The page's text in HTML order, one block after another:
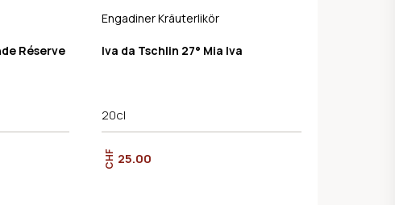
Réserve
Engadiner Kräuterlikör
Iva da Tschlin 27° Mia Iva
20cl
CHF 25.00